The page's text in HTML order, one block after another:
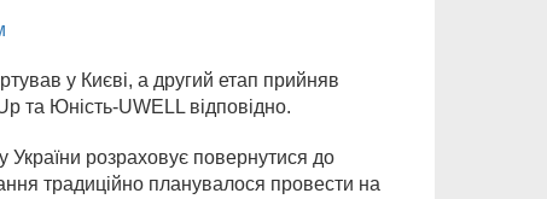
у Києві, а другий етап прийняв
та Юність-UWELL відповідно.
України розраховує повернутися до
традиційно планувалося провести на